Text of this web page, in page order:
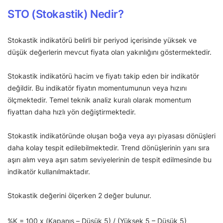
STO (Stokastik) Nedir?
Stokastik indikatörü belirli bir periyod içerisinde yüksek ve
düşük değerlerin mevcut fiyata olan yakınlığını göstermektedir.
Stokastik indikatörü hacim ve fiyatı takip eden bir indikatör
değildir. Bu indikatör fiyatın momentumunun veya hızını
ölçmektedir. Temel teknik analiz kuralı olarak momentum
fiyattan daha hızlı yön değiştirmektedir.
Stokastik indikatöründe oluşan boğa veya ayı piyasası dönüşleri
daha kolay tespit edilebilmektedir. Trend dönüşlerinin yanı sıra
aşırı alım veya aşırı satım seviyelerinin de tespit edilmesinde bu
indikatör kullanılmaktadır.
Stokastik değerini ölçerken 2 değer bulunur.
%K = 100 x (Kapanış – Düşük 5) / (Yüksek 5 – Düşük 5)